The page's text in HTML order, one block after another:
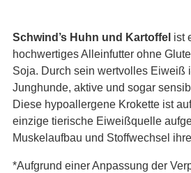
Schwind’s Huhn und Kartoffel ist
hochwertiges Alleinfutter ohne
Soja. Durch sein wertvolles Eiweiß
Junghunde, aktive und sogar
Diese hypoallergene Krokette ist
einzige tierische Eiweißquelle
Muskelaufbau und Stoffwechsel
*Aufgrund einer Anpassung der